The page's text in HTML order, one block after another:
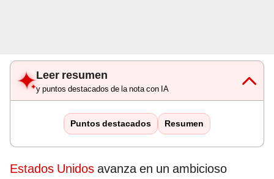
Leer resumen
y puntos destacados de la nota con IA
Puntos destacados Resumen
Estados Unidos avanza en un ambicioso